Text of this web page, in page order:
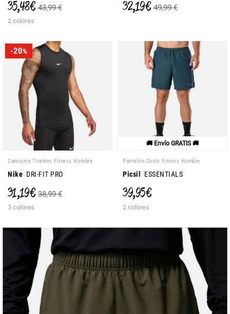
35,48 € 43,99 €
2 colores
32,19 € 49,99 €
-20%
Camiseta Tirantes Fitness Hombre
Nike DRI-FIT PRO
31,19 € 38,99 €
3 colores
🚚 Envío GRATIS 🚚
Pantalón Corto Fitness Hombre
Picsil ESSENTIALS
39,95 €
2 colores